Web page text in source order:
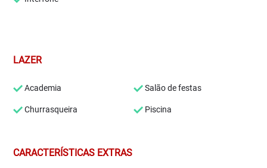
LAZER
Academia Salão de festas
Churrasqueira Piscina
CARACTERÍSTICAS EXTRAS